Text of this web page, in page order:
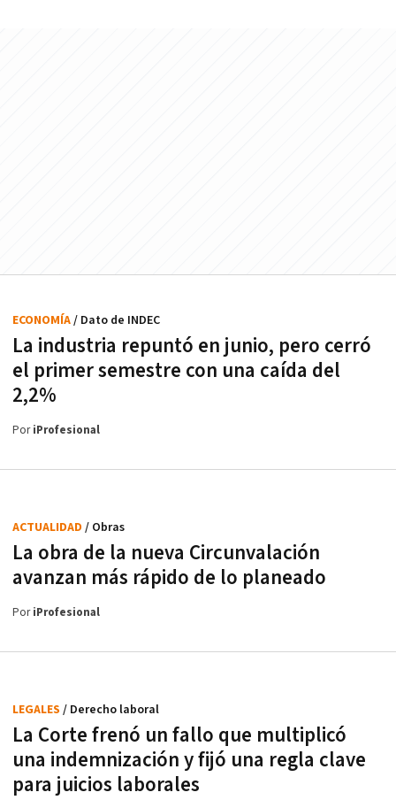
La industria repuntó en junio, pero cerró
el primer semestre con una caída del
2,2%
ECONOMÍA/ Dato de INDEC
PoriProfesional
La obra de la nueva Circunvalación
avanzan más rápido de lo planeado
ACTUALIDAD / Obras
PoriProfesional
La Corte frenó un fallo que multiplicó
una indemnización y fijó una regla clave
para juicios laborales
LEGALES / Derecho laboral